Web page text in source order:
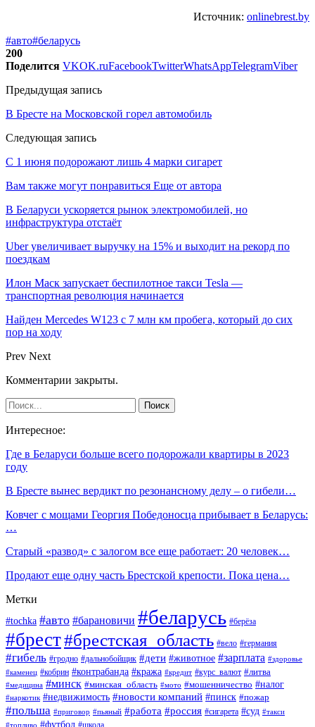
Источник: onlinebrest.by
#авто#беларусь
200
Поделится VKOK.ruFacebookTwitterWhatsAppTelegramViber
Предыдущая запись
В Бресте на Московской горел автомобиль
Следующая запись
С 1 июня подорожают лишь 4 марки сигарет
Вам также могут понравиться Еще от автора
В Беларуси ускоряется рынок электромобилей, но
инфраструктура отстаёт
Uber увеличивает выручку на 15% и выходит на рекорд по
поездкам
Илон Маск запускает беспилотное такси Tesla —
транспортная революция начинается
Найден Mercedes W123 с 7 млн км пробега, который до сих
пор на ходу
Prev Next
Комментарии закрыты.
Интересное:
Где в Беларуси больше всего подорожали квартиры в 2023
году
В Бресте вынес вердикт по резонансному делу – о гибели…
Ковчег с мощами Георгия Победоносца прибывает в Беларусь:
…
Старый «развод» с залогом все еще работает: 20 человек…
Продают еще одну часть Брестской крепости. Пока цена…
Метки
#tochka #авто #барановичи #беларусь #берёза
#брест#брестская_область #вело #германия
#гибель #гродно #дальнобойщик #дети #животное #зарплата #здоровье
#каменец #кобрин #контрабанда #кража #кредит #курс_валют #литва
#медицина #минск #минская_область #мото #мошенничество #налог
#наркотик #недвижимость #новости компаний #пинск #пожар
#польша #приговор #пьяный #работа #россия #сигарета #суд #такси
#топливо #футбол